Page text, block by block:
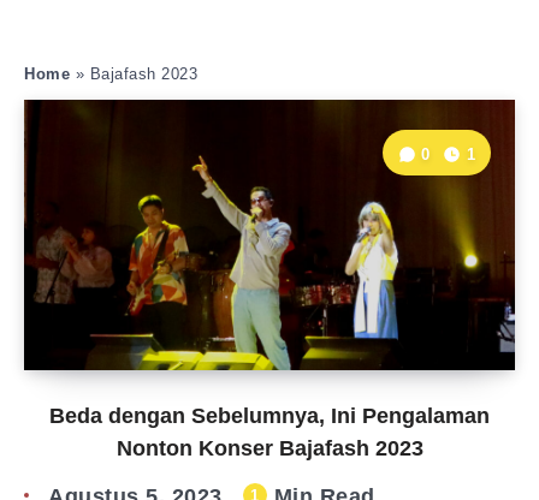
Home » Bajafash 2023
Beda dengan Sebelumnya, Ini Pengalaman
Nonton Konser Bajafash 2023
0 1
1